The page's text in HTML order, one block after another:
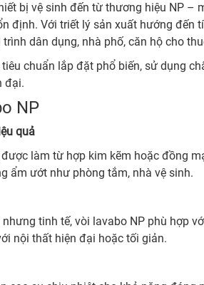
bị vệ sinh đến từ thương hiệu NP
định. Với triết lý sản xuất hướng đến
dân dụng, nhà phố, căn hộ cho
chuẩn lắp đặt phổ biến, sử dụng
đại.
NP
quả
làm từ hợp kim kẽm hoặc đồng
ẩm ướt như phòng tắm, nhà vệ sinh.
tinh tế, vòi lavabo NP phù hợp
nội thất hiện đại hoặc tối giản.